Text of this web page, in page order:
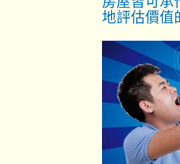
地評估價值